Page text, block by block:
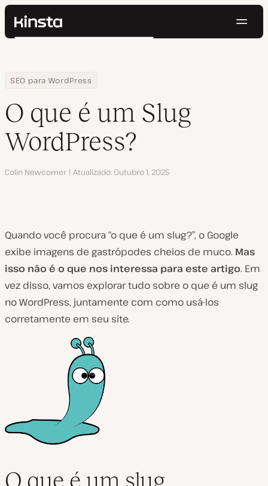
Kinsta®
Preços
Contato
Pesquisar
Home
Centro de Recursos
Blog
SEO para WordPress
O que é um Slug WordPress?
O que é um Slug
WordPress?
Autor
Colin Newcomer Atualizado Outubro 1, 2025
Quando você procura “o que é um slug?”, o Google
exibe imagens de gastrópodes cheios de muco. Mas
isso não é o que nos interessa para este artigo. Em
vez disso, vamos explorar tudo sobre o que é um slug
no WordPress, juntamente com como usá-los
corretamente em seu site.
O que é um slug